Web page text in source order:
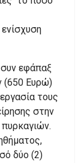
εφάπαξ
(650 Ευρώ)
τους
στην
δύο (2)